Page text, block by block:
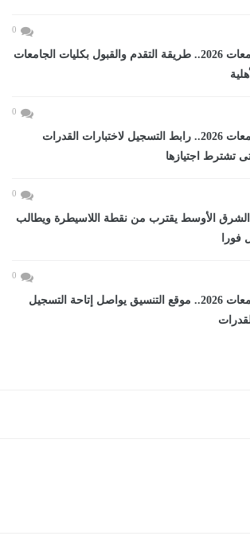
0
تنسيق الجامعات 2026.. طريقة التقدم والقبول بكليات الجامعات
0
تنسيق الجامعات 2026.. رابط التسجيل لاختبارات القدرات
تشترط اجتيازها
0
الأوسط يقترب من نقطة اللاسيطرة ويطالب
فورا
0
تنسيق الجامعات 2026.. موقع التنسيق يواصل إتاحة التسجيل